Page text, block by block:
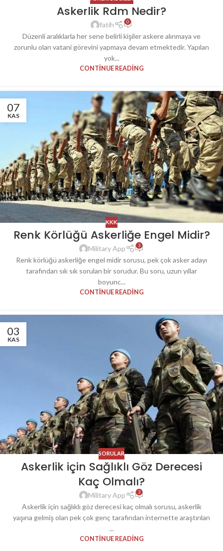
Askerlik Rdm Nedir?
fatih 0
Düzenli aralıklarla her sene belirli kişiler askere alınmaya ve
zorunlu olan vatani görevini yapmaya devam etmektedir. Yapılan
yok...
CONTINUE READING
07
KAS
KKK
Renk Körlüğü Askerliğe Engel Midir?
Military App 3
Renk körlüğü askerliğe engel midir sorusu, pek çok asker adayı
tarafından sık sık sorulan bir sorudur. Bu soru, uzun yıllar
boyunc...
CONTINUE READING
03
KAS
SORULAR
Askerlik için Sağlıklı Göz Derecesi
Kaç Olmalı?
Military App 3
Askerlik için sağlıklı göz derecesi kaç olmalı sorusu, askerlik
yaşına gelmiş olan pek çok genç tarafından internette araştırılan
...
CONTINUE READING